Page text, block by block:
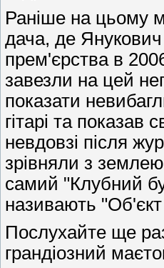
Раніше на цьому
дача, де Янукович
прем'єрства в
завезли на цей
показати
гітарі та
невдовзі після
зрівняли з
самий "Клубний
називають
Послухайте ще
грандіозний